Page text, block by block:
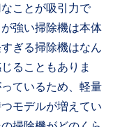
ことが吸引力で
強い掃除機は本体
ぎる掃除機はなん
ることもありま
ているため、軽量
モデルが増えてい